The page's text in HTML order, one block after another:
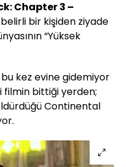
Chapter 3 –
belirli bir kişiden ziyade
“Yüksek
kez evine gidemiyor
filmin bittiği yerden;
Continental